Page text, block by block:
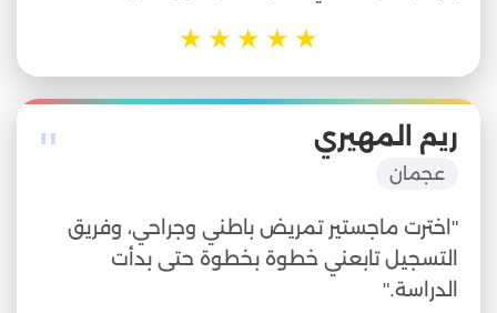
★
★
★
★
★
" ريم المهيري
عجمان
"اخترت ماجستير تمريض باطني وجراحي، وفريق
التسجيل تابعني خطوة بخطوة حتى بدأت
الدراسة."